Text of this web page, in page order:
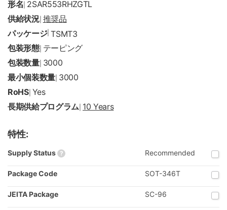
形名 2SAR553RHZGTL
供給状況| 推奨品
パッケージ|TSMT3
包装形態| テーピング
包装数量| 3000
最小個装数量 3000
RoHS| Yes
長期供給プログラム 10 Years
特性:
Supply Status ? Recommended
Package Code SOT-346T
JEITA Package SC-96